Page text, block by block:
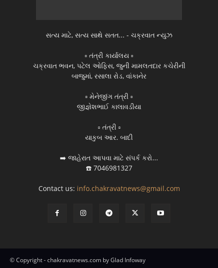
સત્ય માટે, સત્ય સાથે સતત... - ચક્રવાત ન્યુઝ
▫️ તંત્રી કાર્યાલય ▫️
ચક્રવાત ભવન, પટેલ ઓફિસ, જુની મામલતદાર કચેરીની
બાજુમાં, રસાલા રોડ, વાંકાનેર
▫️ મેનેજીંગ તંત્રી ▫️
જીજ્ઞેશભાઈ કાલાવડીયા
▫️ તંત્રી ▫️
યાકુબ આર. બાદી
➡️ જાહેરાત આપવા માટે સંપર્ક કરો...
☎️ 7046981327
Contact us: info.chakravatnews@gmail.com
© Copyright - chakravatnews.com by Glad Infoway